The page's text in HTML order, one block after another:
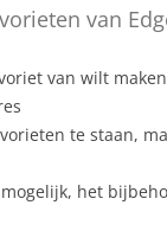
van
van wilt maken
te staan,
het